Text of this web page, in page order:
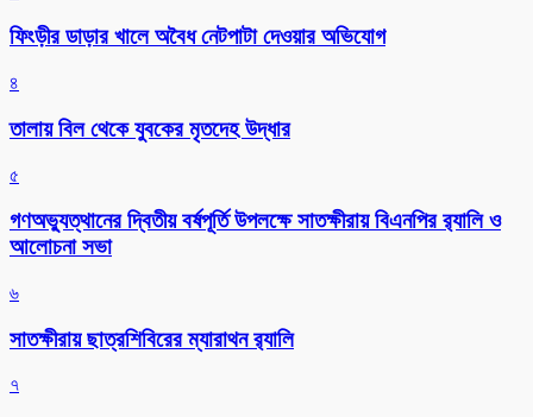
ফিংড়ীর ডাড়ার খালে অবৈধ নেটপাটা দেওয়ার অভিযোগ
৪
তালায় বিল থেকে যুবকের মৃতদেহ উদ্ধার
৫
গণঅভ্যুত্থানের দ্বিতীয় বর্ষপূর্তি উপলক্ষে সাতক্ষীরায় বিএনপির র‌্যালি ও
আলোচনা সভা
৬
সাতক্ষীরায় ছাত্রশিবিরের ম্যারাথন র‌্যালি
৭